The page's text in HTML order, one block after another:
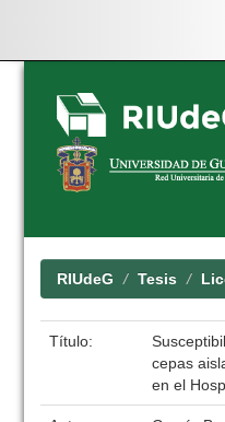
Skip
navigation
RIUdeG Tesis
Título:
cepas
en el